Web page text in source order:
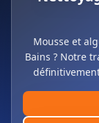
Mousse et
Bains ? Notre